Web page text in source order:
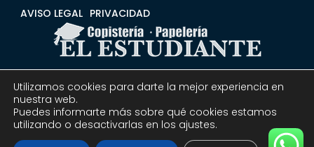
AVISO LEGAL PRIVACIDAD
CONDICIONES DEVOLUCIONES Y REEMBOLSOS
© 2020 Copistería Papelería El estudiante | Todos los
Utilizamos cookies para darte la mejor experiencia en
nuestra web.
Puedes informarte más sobre qué cookies estamos
utilizando o desactivarlas en los ajustes.